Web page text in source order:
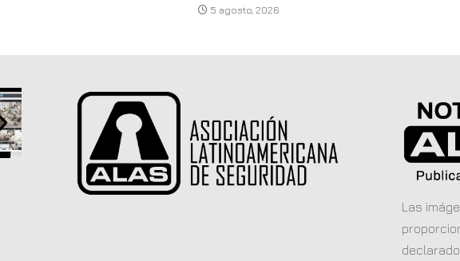
5 agosto, 2026
Las